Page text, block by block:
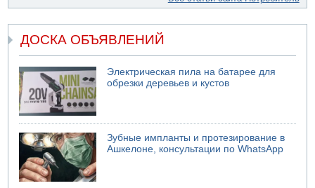
ДОСКА ОБЪЯВЛЕНИЙ
Электрическая пила на батарее для
обрезки деревьев и кустов
Зубные импланты и протезирование в
Ашкелоне, консультации по WhatsApp